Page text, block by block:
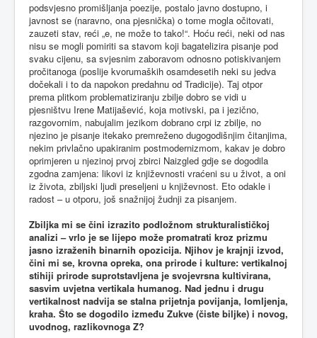
podsvjesno promišljanja poezije, postalo javno dostupno, i
javnost se (naravno, ona pjesnička) o tome mogla očitovati,
zauzeti stav, reći „e, ne može to tako!“. Hoću reći, neki od nas
nisu se mogli pomiriti sa stavom koji bagatelizira pisanje pod
svaku cijenu, sa svjesnim zaboravom odnosno potiskivanjem
pročitanoga (poslije kvorumaških osamdesetih neki su jedva
dočekali i to da napokon predahnu od Tradicije). Taj otpor
prema plitkom problematiziranju zbilje dobro se vidi u
pjesništvu Irene Matijašević, koja motivski, pa i jezično,
razgovornim, nabujalim jezikom dobrano crpi iz zbilje, no
njezino je pisanje itekako premreženo dugogodišnjim čitanjima,
nekim privlačno upakiranim postmodernizmom, kakav je dobro
oprimjeren u njezinoj prvoj zbirci Naizgled gdje se dogodila
zgodna zamjena: likovi iz književnosti vraćeni su u život, a oni
iz života, zbiljski ljudi preseljeni u književnost. Eto odakle i
radost – u otporu, još snažnijoj žudnji za pisanjem.
Zbiljka mi se čini izrazito podložnom strukturalističkoj
analizi – vrlo je se lijepo može promatrati kroz prizmu
jasno izraženih binarnih opozicija. Njihov je krajnji izvod,
čini mi se, krovna opreka, ona prirode i kulture: vertikalnoj
stihiji prirode suprotstavljena je svojevrsna kultivirana,
sasvim uvjetna vertikala humanog. Nad jednu i drugu
vertikalnost nadvija se stalna prijetnja povijanja, lomljenja,
kraha. Što se dogodilo između Zukve (čiste biljke) i novog,
uvodnog, razlikovnoga Z?